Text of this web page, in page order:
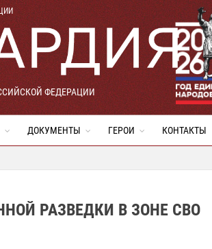
ФЕДЕРАЦИИ
ДОКУМЕНТЫ ГЕРОИ КОНТАКТЫ
РАЗВЕДКИ В ЗОНЕ СВО